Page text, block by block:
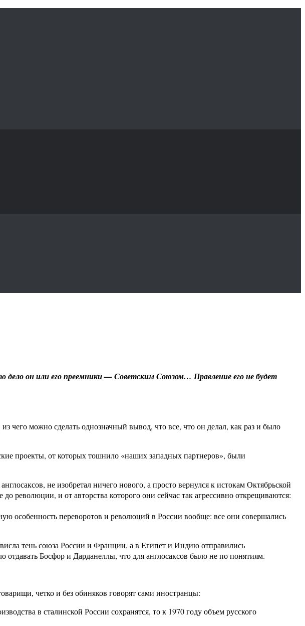
он или его преемники — Советским Союзом… Правление его не будет
чего можно сделать однозначный вывод, что все, что он делал, как раз и было
проекты, от которых тошнило «наших западных партнеров», были
не изобретал ничего нового, а просто вернулся к истокам Октябрьской
революции, и от авторства которого они сейчас так агрессивно открещиваются:
особенность переворотов и революций в России вообще: все они совершались
тень союза России и Франции, а в Египет и Индию отправились
Босфор и Дарданеллы, что для англосаксов было не по понятиям.
четко и без обиняков говорят сами иностранцы:
в сталинской России сохранятся, то к 1970 году объем русского